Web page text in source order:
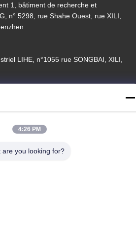
1, bâtiment de recherche et
n° 5298, rue Shahe Ouest, rue XILI,
LIHE, n°1055 rue SONGBAI, XILI,
4:26 PM
are you looking for?